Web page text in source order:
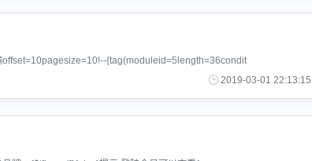
{tag(moduleid=5length=36condit
2019-03-01 22:13:15